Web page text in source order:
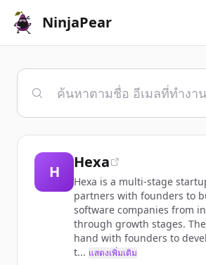
NinjaPear
H
Hexa
Hexa is a multi-stage
partners with founders to
software companies from
through growth stages.
hand with founders to
t... แสดงเพิ่มเติม